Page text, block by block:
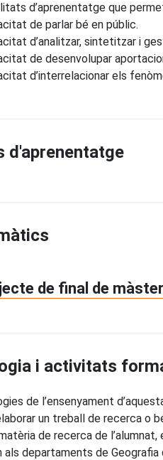
d’aprenentatge que
de parlar bé en públic.
d’analitzar, sintetitzar i
de desenvolupar
d’interrelacionar els
d'aprenentatge
de final de
i activitats
de l’ensenyament
un treball de recerca o
de recerca de
departaments de Geografia